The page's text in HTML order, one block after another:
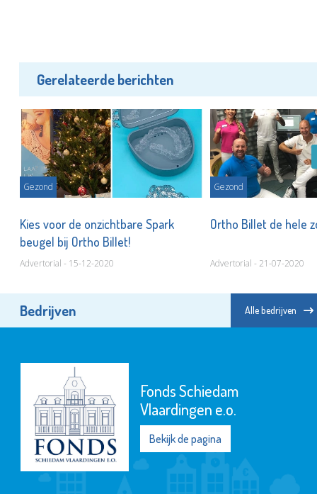
Gerelateerde berichten
Gezond
Kies voor de onzichtbare Spark
beugel bij Ortho Billet!
Advertorial - 15-12-2020
Gezond
Ortho Billet de hele
Advertorial - 21-07-2020
Bedrijven Alle bedrijven
Fonds Schiedam
Vlaardingen e.o.
Bekijk de pagina